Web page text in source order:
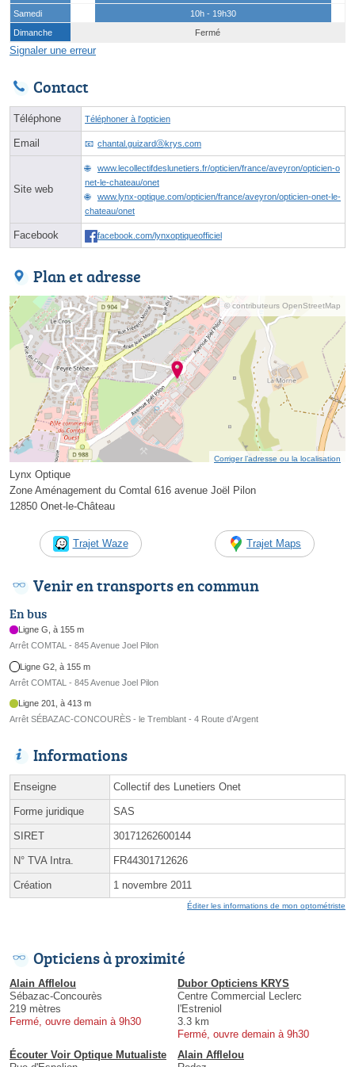
Samedi
10h - 19h30
Dimanche
Fermé
Signaler une erreur
Contact
Téléphone Téléphoner à l'opticien
Email chantal.guizardⓐkrys.com
Site web
www.lecollectifdeslunetiers.fr/opticien/france/aveyron/opticien-o
net-le-chateau/onet
www.lynx-optique.com/opticien/france/aveyron/opticien-onet-le-
chateau/onet
Facebook facebook.com/lynxoptiqueofficiel
Plan et adresse
© contributeurs OpenStreetMap
Corriger l’adresse ou la localisation
Lynx Optique
Zone Aménagement du Comtal 616 avenue Joël Pilon
12850 Onet-le-Château
Trajet Waze Trajet Maps
Venir en transports en commun
En bus
Ligne G, à 155 m
Arrêt COMTAL - 845 Avenue Joel Pilon
Ligne G2, à 155 m
Arrêt COMTAL - 845 Avenue Joel Pilon
Ligne 201, à 413 m
Arrêt SÉBAZAC-CONCOURÈS - le Tremblant - 4 Route d’Argent
Informations
Enseigne Collectif des Lunetiers Onet
Forme juridique SAS
SIRET 30171262600144
N° TVA Intra. FR44301712626
Création 1 novembre 2011
Éditer les informations de mon optométriste
Opticiens à proximité
Alain Afflelou
Sébazac-Concourès
219 mètres
Fermé, ouvre demain à 9h30
Dubor Opticiens KRYS
Centre Commercial Leclerc
l'Estreniol
3.3 km
Fermé, ouvre demain à 9h30
Écouter Voir Optique Mutualiste
Alain Afflelou